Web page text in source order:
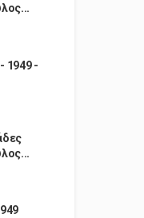
1949 -